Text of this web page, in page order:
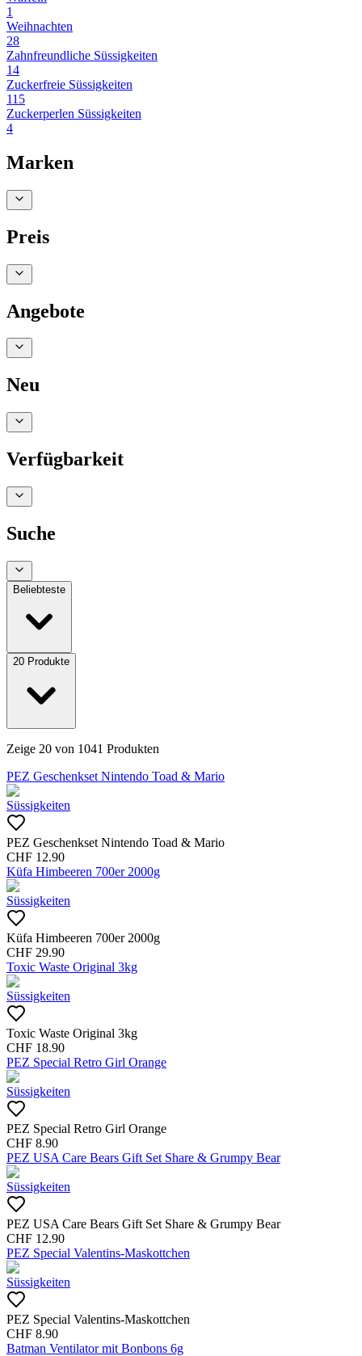
1
Weihnachten
28
Zahnfreundliche Süssigkeiten
14
Zuckerfreie Süssigkeiten
115
Zuckerperlen Süssigkeiten
4
Marken
Preis
Angebote
Neu
Verfügbarkeit
Suche
Beliebteste
20 Produkte
Zeige 20 von 1041 Produkten
PEZ Geschenkset Nintendo Toad & Mario
Süssigkeiten
PEZ Geschenkset Nintendo Toad & Mario
CHF 12.90
Küfa Himbeeren 700er 2000g
Süssigkeiten
Küfa Himbeeren 700er 2000g
CHF 29.90
Toxic Waste Original 3kg
Süssigkeiten
Toxic Waste Original 3kg
CHF 18.90
PEZ Special Retro Girl Orange
Süssigkeiten
PEZ Special Retro Girl Orange
CHF 8.90
PEZ USA Care Bears Gift Set Share & Grumpy Bear
Süssigkeiten
PEZ USA Care Bears Gift Set Share & Grumpy Bear
CHF 12.90
PEZ Special Valentins-Maskottchen
Süssigkeiten
PEZ Special Valentins-Maskottchen
CHF 8.90
Batman Ventilator mit Bonbons 6g